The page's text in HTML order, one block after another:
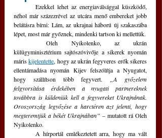
néhol már százezrével az utcára menő embereket jobb
belátásra bírni: Lám, az ukrajnai háború új szakaszába
lépet, most már győznek, mindenki tartson ki mellettük.
külügyminisztérium sajtószóvivője a sikerek nyomán
máris kijelentette, hogy az ukrán fegyveres erők sikeres
ellentámadása nyomán Kijev felszólítja a Nyugatot,
hogy szállítson több fegyvert. „A győzelem
felgyorsítása érdekében a nyugati partnereknek
továbbra is küldeniük kell a fegyvereket Ukrajnának.
Oroszország legyőzése a harctéren azt jelenti, hogy
megteremtjük a békét Ukrajnában” – mutatott rá Oleh
Nyikolenko.